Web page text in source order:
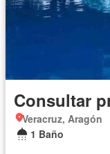
Consultar
Veracruz, Aragón
1 Baño